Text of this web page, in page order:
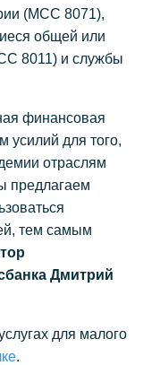
(MCC 8071),
общей или
8011) и службы
финансовая
усилий для того,
отраслям
предлагаем
тем самым
Дмитрий
для малого
.